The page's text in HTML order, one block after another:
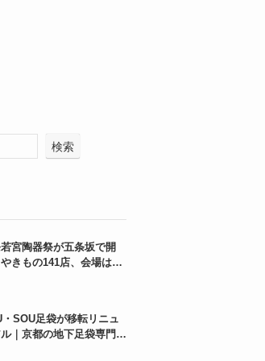
検索
宮陶器祭が五条坂で開
きもの141店、会場は五
SOU足袋が移転リニュ
｜京都の地下足袋専門店